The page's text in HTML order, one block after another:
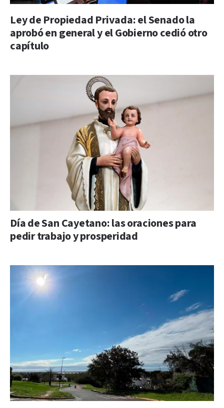
Ley de Propiedad Privada: el Senado la
aprobó en general y el Gobierno cedió otro
capítulo
Día de San Cayetano: las oraciones para
pedir trabajo y prosperidad